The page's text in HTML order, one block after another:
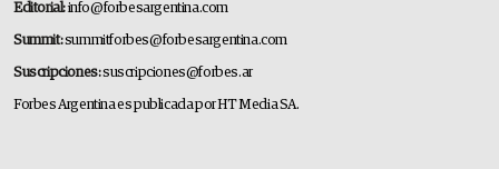
Editorial:info@forbesargentina.com
Summit:summitforbes@forbesargentina.com
Suscripciones:suscripciones@forbes.ar
Forbes Argentina es publicada por HT Media SA.